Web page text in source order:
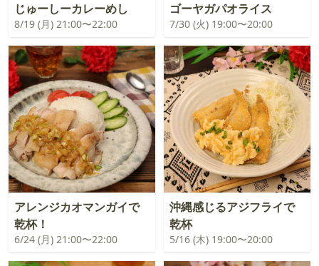
じゅーしーカレーめし
8/19 (月) 21:00〜22:00
ゴーヤガパオライス
7/30 (火) 19:00〜20:00
アレンジカオマンガイで
乾杯！
6/24 (月) 21:00〜22:00
沖縄感じるアジフライで
乾杯
5/16 (木) 19:00〜20:00